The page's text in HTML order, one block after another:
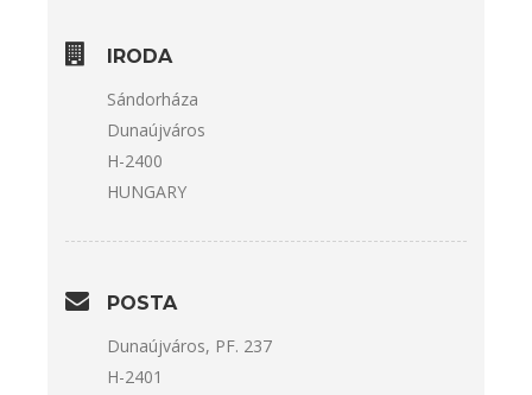
IRODA
Sándorháza
Dunaújváros
H-2400
HUNGARY
POSTA
Dunaújváros, PF. 237
H-2401